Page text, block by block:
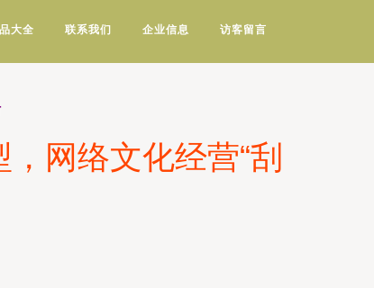
大全 联系我们 企业信息 访客留言
网络文化经营“刮